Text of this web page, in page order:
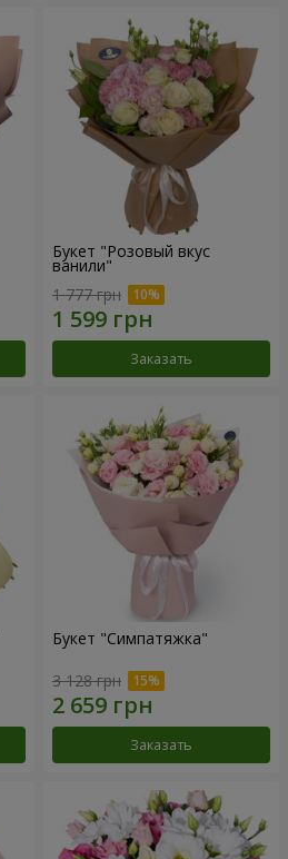
Букет "Розовый вкус
ванили"
1 777 грн
Заказать
Букет "Симпатяжка"
3 128 грн
Заказать